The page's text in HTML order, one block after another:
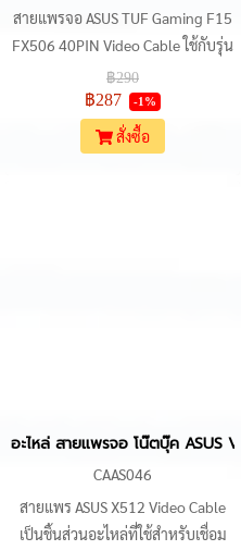
สายแพรจอ ASUS TUF Gaming F15
FX506 40PIN Video Cable ใช้กับรุ่น
FX506, FA506, FA706 รองรับ FHD,
144Hz, P/N DD0BKXLC100,
DD0BKXLC110, 14005-03400200
ฯลฯ
฿290
฿287 -1%
สั่งซื้อ
อะไหล่ สายแพรจอ โน๊ตบุ๊ค ASUS
CAAS046
สายแพร ASUS X512 Video Cable
เป็นชิ้นส่วนอะไหล่ที่ใช้สำหรับเชื่อม